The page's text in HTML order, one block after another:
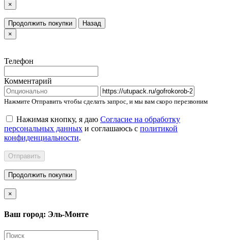
×
Продолжить покупки
Назад
×
Телефон
Комментарий
Нажмите Отправить чтобы сделать запрос, и мы вам скоро перезвоним
Нажимая кнопку, я даю Согласие на обработку
персональных данных и соглашаюсь с политикой
конфиденциальности.
Отправить
Продолжить покупки
×
Ваш город: Эль-Монте